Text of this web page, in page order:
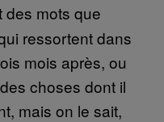
des mots que
ressortent dans
mois après, ou
choses dont il
mais on le sait,